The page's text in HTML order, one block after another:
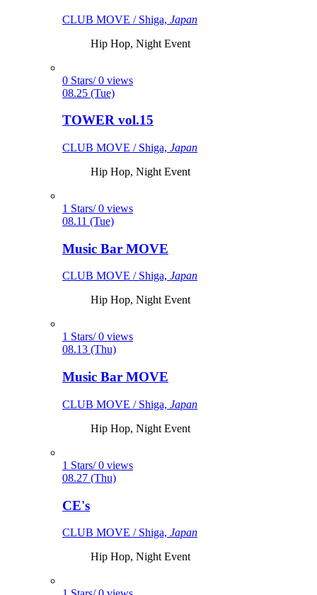
CLUB MOVE / Shiga, Japan
Hip Hop, Night Event
0 Stars/ 0 views
08.25 (Tue)
TOWER vol.15
CLUB MOVE / Shiga, Japan
Hip Hop, Night Event
1 Stars/ 0 views
08.11 (Tue)
Music Bar MOVE
CLUB MOVE / Shiga, Japan
Hip Hop, Night Event
1 Stars/ 0 views
08.13 (Thu)
Music Bar MOVE
CLUB MOVE / Shiga, Japan
Hip Hop, Night Event
1 Stars/ 0 views
08.27 (Thu)
CE's
CLUB MOVE / Shiga, Japan
Hip Hop, Night Event